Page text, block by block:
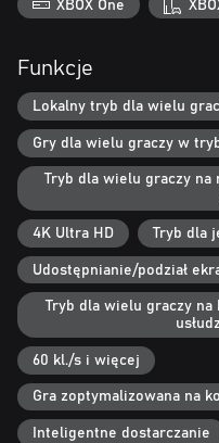
Zbierz znajomych, by zagrać
Grand Prix i w nowym trybie
Wyścigowym. Rywalizuj z
rangę w światowych
towarzyskich zawodach z
sprawdź swoje umiejętności w
XBOX One
Funkcje
Lokalny tryb dla wielu
Gry dla wielu graczy w
Tryb dla wielu graczy na
4K Ultra HD Tryb dla
Udostępnianie/podział
Tryb dla wielu graczy
60 kl./s i więcej
Gra zoptymalizowana na
Inteligentne dostarczanie